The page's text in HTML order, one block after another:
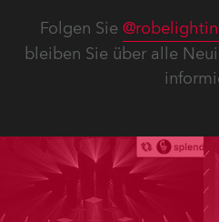
Folgen Sie
bleiben Sie über alle